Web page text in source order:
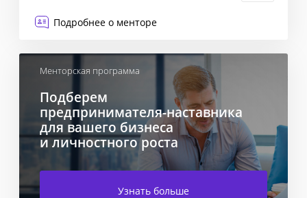
Подробнее о менторе
Менторская программа
Подберем
предпринимателя-наставника
для вашего бизнеса
и личностного роста
Узнать больше